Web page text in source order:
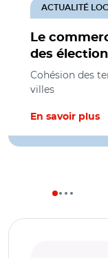
Le
des
ACTUALITÉ
Cohésion des
villes
En savoir plus